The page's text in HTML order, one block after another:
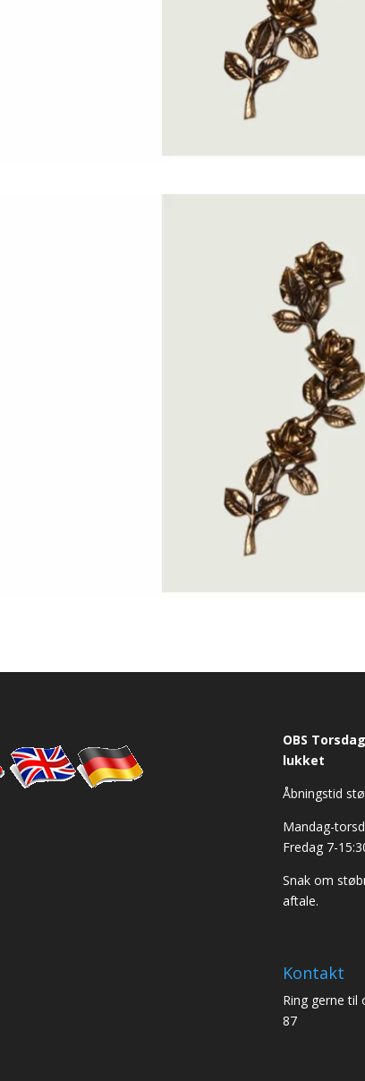
OBS
lukket
Åbningstid
Mandag-
Fredag 7-
Snak om
aftale.
Kontakt
Ring gerne til
87